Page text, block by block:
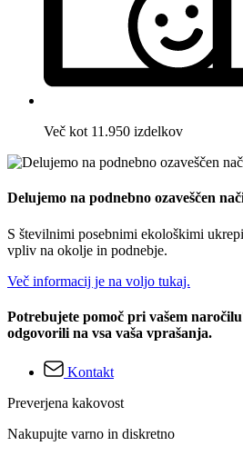
Več kot 11.950 izdelkov
Delujemo na podnebno ozaveščen
S številnimi posebnimi ekološkimi
vpliv na okolje in podnebje.
Več informacij je na voljo tukaj.
Potrebujete pomoč pri vašem
odgovorili na vsa vaša vprašanja.
Kontakt
Preverjena kakovost
Nakupujte varno in diskretno